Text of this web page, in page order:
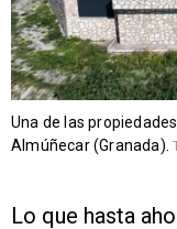
Una de las
Almúñecar (Granada).
Lo que hasta